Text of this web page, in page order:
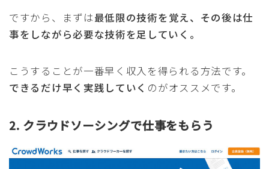
ですから、まずは最低限の技術を覚え、その後は仕
事をしながら必要な技術を足していく。
こうすることが一番早く収入を得られる方法です。
できるだけ早く実践していく のがオススメです。
2. クラウドソーシングで仕事をもらう